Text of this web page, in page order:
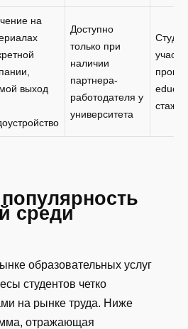
на
выход
Доступно
только при
наличии
партнера-
работодателя у
университета
среди
образовательных услуг
студентов четко
на рынке труда. Ниже
отражающая